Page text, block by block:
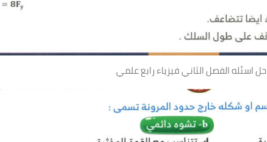
حل اسئله الفصل الثاني فيزياء رابع علمي